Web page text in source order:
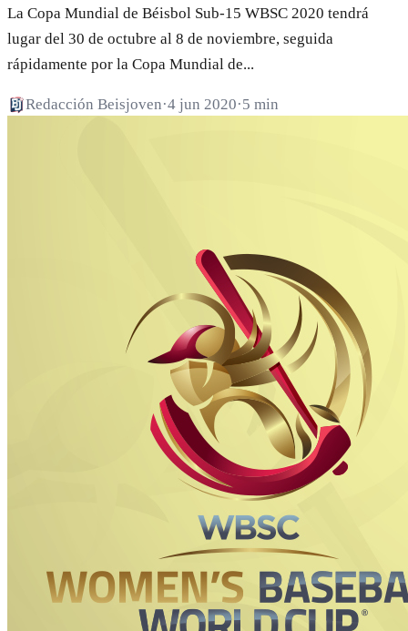
La Copa Mundial de Béisbol Sub-15 WBSC 2020 tendrá
lugar del 30 de octubre al 8 de noviembre, seguida
rápidamente por la Copa Mundial de...
Redacción Beisjoven·4 jun 2020·5 min